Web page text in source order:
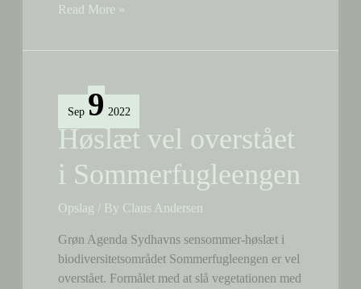
Biodiversiteten
Sommerfugleengen
billeder)
Read More »
Sep 9 2022
Høslæt vel overstået
i Sommerfugleengen
Opslag / By Claus Andersen
Grøn Agenda Sydhavns sensommer-høslæt i
biodiversitetsområdet Sommerfugleengen er vel
overstået. Formålet med at slå vegetationen med